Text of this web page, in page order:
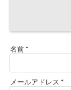
名前*
メールアドレス *